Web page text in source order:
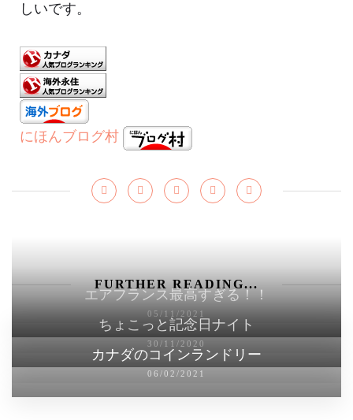
しいです。
にほんブログ村
FURTHER READING...
エアフランス最高すぎる！！
05/11/2021
ちょこっと記念日ナイト
30/11/2020
カナダのコインランドリー
06/02/2021